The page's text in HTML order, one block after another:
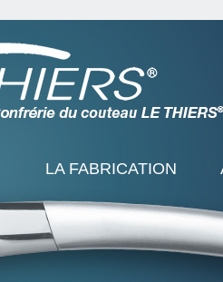
LA FABRICATION